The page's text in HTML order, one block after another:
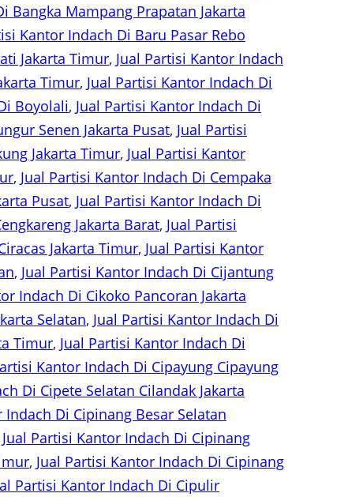
Bangka Mampang Prapatan Jakarta
Kantor Indach Di Baru Pasar Rebo
Jakarta Timur, Jual Partisi Kantor Indach
Timur, Jual Partisi Kantor Indach Di
Boyolali, Jual Partisi Kantor Indach Di
Senen Jakarta Pusat, Jual Partisi
Jakarta Timur, Jual Partisi Kantor
, Jual Partisi Kantor Indach Di Cempaka
Pusat, Jual Partisi Kantor Indach Di
Jakarta Barat, Jual Partisi
Jakarta Timur, Jual Partisi Kantor
, Jual Partisi Kantor Indach Di Cijantung
Indach Di Cikoko Pancoran Jakarta
Selatan, Jual Partisi Kantor Indach Di
Timur, Jual Partisi Kantor Indach Di
Kantor Indach Di Cipayung Cipayung
Di Cipete Selatan Cilandak Jakarta
Indach Di Cipinang Besar Selatan
Jual Partisi Kantor Indach Di Cipinang
, Jual Partisi Kantor Indach Di Cipinang
Partisi Kantor Indach Di Cipulir